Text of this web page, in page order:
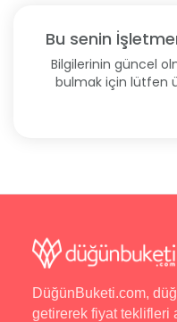
Bu senin
Bilgilerinin güncel
bulmak için lütfen
DüğünBuketi.com,
getirerek fiyat teklifleri